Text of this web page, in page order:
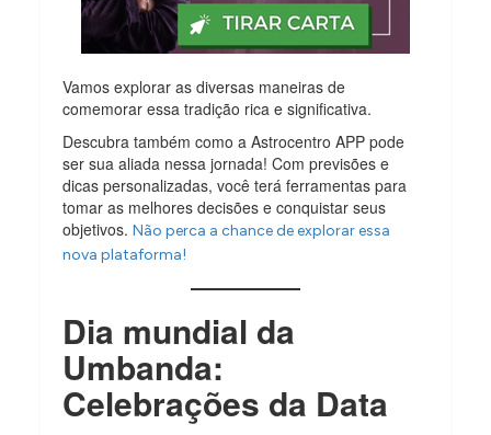
Vamos explorar as diversas maneiras de
comemorar essa tradição rica e significativa.
Descubra também como a Astrocentro APP pode
ser sua aliada nessa jornada! Com previsões e
dicas personalizadas, você terá ferramentas para
tomar as melhores decisões e conquistar seus
objetivos.Não perca a chance de explorar essa
nova plataforma!
Dia mundial da
Umbanda:
Celebrações da Data